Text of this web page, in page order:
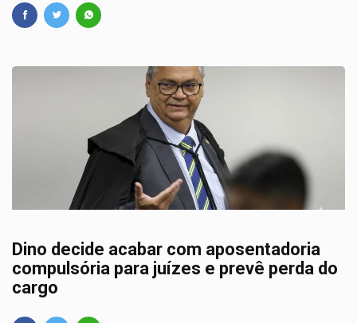
Dino decide acabar com aposentadoria
compulsória para juízes e prevê perda do
cargo